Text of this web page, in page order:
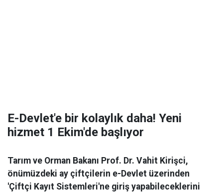
E-Devlet'e bir kolaylık daha! Yeni
hizmet 1 Ekim'de başlıyor
Tarım ve Orman Bakanı Prof. Dr. Vahit Kirişci,
önümüzdeki ay çiftçilerin e-Devlet üzerinden
'Çiftçi Kayıt Sistemleri'ne giriş yapabileceklerini